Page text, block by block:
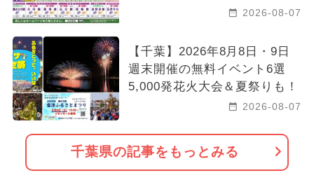
2026-08-07
【千葉】2026年8月8日・9日
週末開催の無料イベント6選
5,000発花火大会＆夏祭りも！
2026-08-07
千葉県の記事をもっとみる